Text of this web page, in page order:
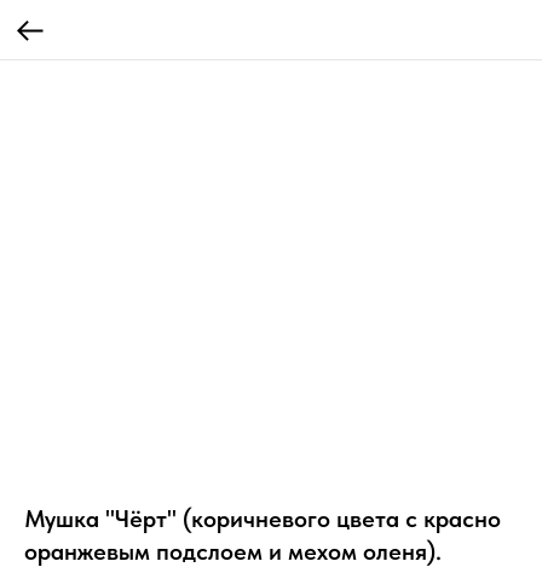
Мушка "Чёрт" (коричневого цвета с красно
оранжевым подслоем и мехом оленя).